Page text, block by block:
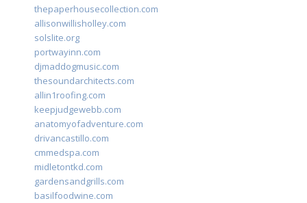
thepaperhousecollection.com
allisonwillisholley.com
solslite.org
portwayinn.com
djmaddogmusic.com
thesoundarchitects.com
allin1roofing.com
keepjudgewebb.com
anatomyofadventure.com
drivancastillo.com
cmmedspa.com
midletontkd.com
gardensandgrills.com
basilfoodwine.com